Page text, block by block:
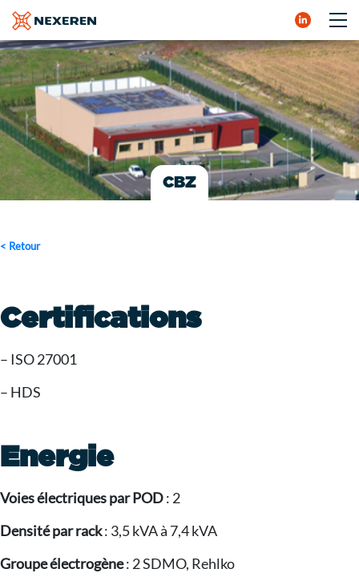
SERVICES NOS DATACENTERS
NEUTRALITÉ
SOUVERAINETÉ
CONTACT
CBZ
< Retour
Certifications
– ISO 27001
– HDS
Energie
Voies électriques par POD: 2
Densité par rack: 3,5 kVA à 7,4 kVA
Groupe électrogène: 2 SDMO, Rehlko